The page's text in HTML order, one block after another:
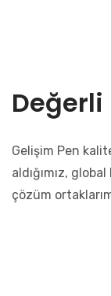
Değerli
Gelişim Pen
aldığımız,
çözüm